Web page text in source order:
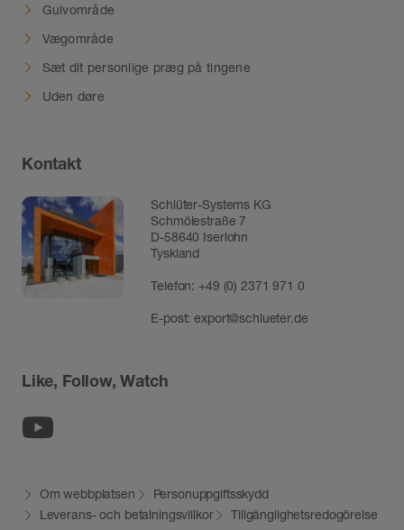
Gulvområde
Vægområde
Sæt dit personlige præg på tingene
Uden døre
Kontakt
Schlüter-Systems KG
Schmölestraße 7
D-58640 Iserlohn
Tyskland
Telefon:+49 (0) 2371 971 0
E-post:export@schlueter.de
Like, Follow, Watch
Om webbplatsen
Personuppgiftsskydd
Leverans- och betalningsvillkor
Tillgänglighetsredogörelse